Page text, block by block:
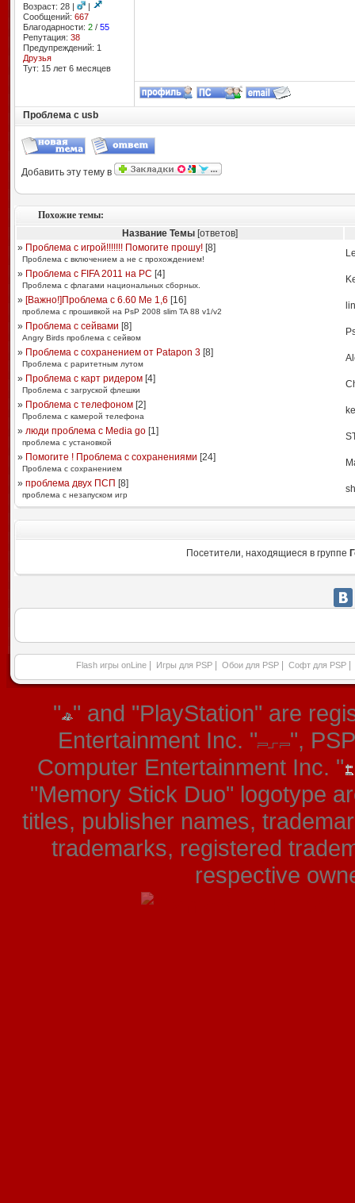
Возраст: 28 |
|
Сообщений: 667
Благодарности: 2/ 55
Репутация: 38
Предупреждений: 1
Друзья
Тут: 15 лет 6 месяцев
Проблема с usb
Добавить эту тему в
Похожие темы:
Название Темы[ответов]
» Проблема с игрой!!!!!!! Помогите прошу![8]
Проблема с включением а не с прохождением!
» Проблема с FIFA 2011 на PC [4]
Проблема с флагами национальных сборных.
» [Важно!]Проблема с 6.60 Me 1,6 [16]
проблема с прошивкой на PsP 2008 slim TA 88 v1/v2
» Проблема с сейвами [8]
Angry Birds проблема с сейвом
» Проблема с сохранением от Patapon 3[8]
Проблема с раритетным лутом
» Проблема с карт ридером[4]
Проблема с загруской флешки
» Проблема с телефоном[2]
Проблема с камерой телефона
» люди проблема с Media go[1]
проблема с установкой
» Помогите ! Проблема с сохранениями [24]
Проблема с сохранением
» проблема двух ПСП [8]
проблема с незапуском игр
Посетители, находящиеся в группе
Flash игры onLine Игры для PSP Обои для PSP Софт для PSP
" " and "PlayStation" are
Entertainment Inc. "
",
Computer Entertainment Inc. "
"Memory Stick Duo" logotype
titles, publisher names,
trademarks, registered
respective